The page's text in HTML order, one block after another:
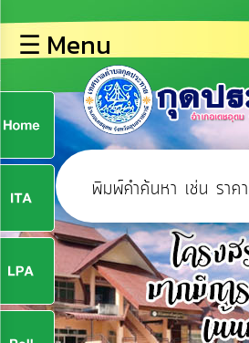
หลัก
ข้อมูล
พื้น
ฐาน
บุคลากร
ข่าว
ประชาสัมพันธ์
การ
ปฏิสัมพันธ์
☰ Menu